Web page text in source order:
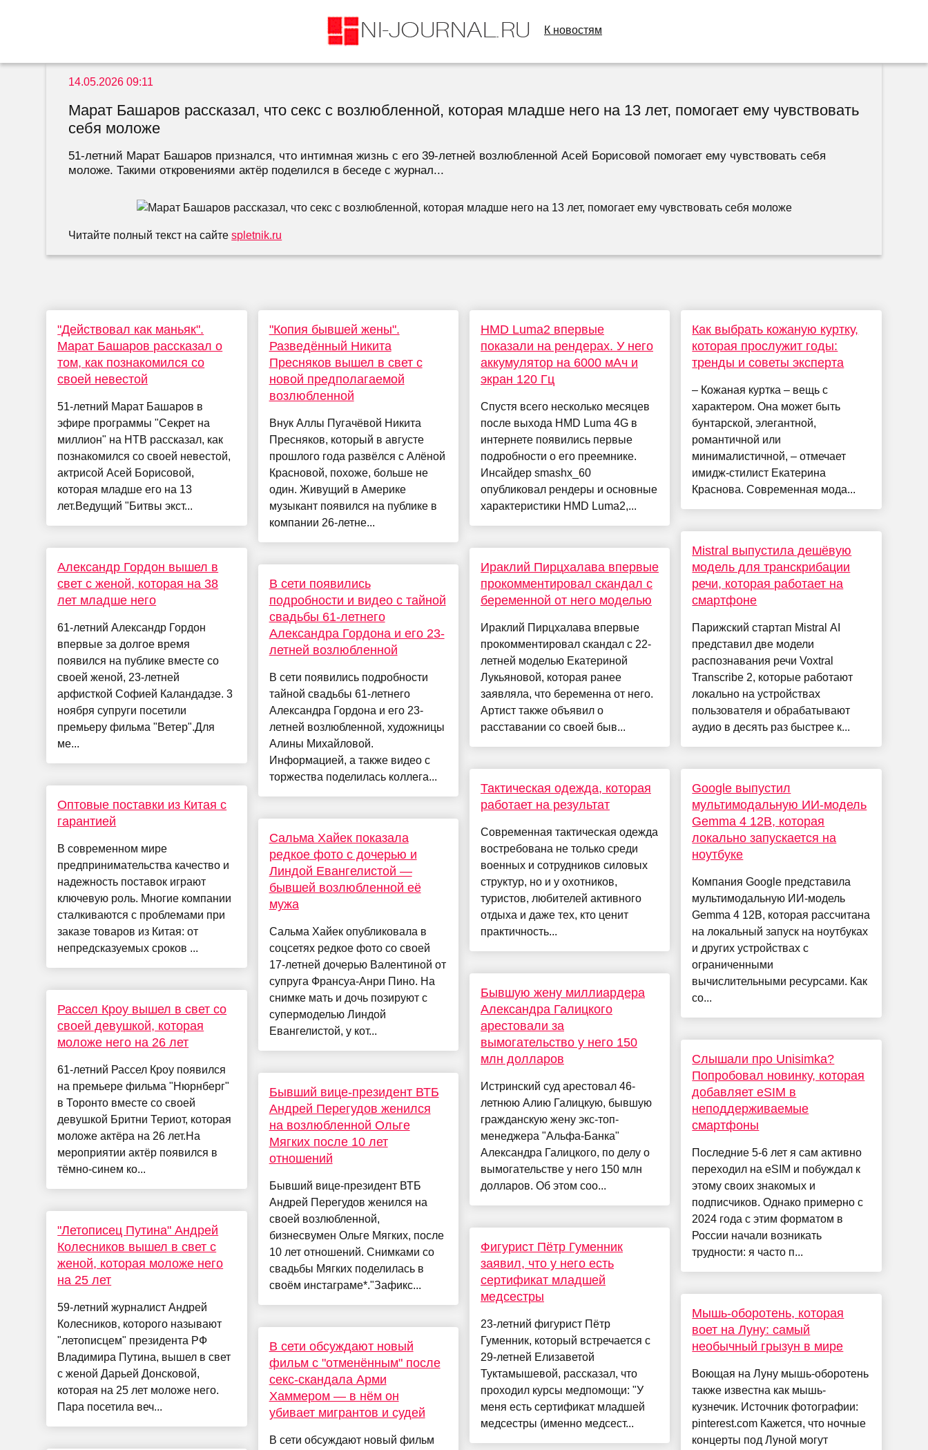
К новостям
14.05.2026 09:11
Марат Башаров рассказал, что секс с возлюбленной, которая младше него на 13 лет, помогает ему чувствовать
себя моложе
51-летний Марат Башаров признался, что интимная жизнь с его 39-летней возлюбленной Асей Борисовой помогает ему чувствовать себя
моложе. Такими откровениями актёр поделился в беседе с журнал...
Читайте полный текст на сайтеspletnik.ru
"Действовал как маньяк".
Марат Башаров рассказал о
том, как познакомился со
своей невестой
51-летний Марат Башаров в
эфире программы "Секрет на
миллион" на НТВ рассказал, как
познакомился со своей невестой,
актрисой Асей Борисовой,
которая младше его на 13
лет.Ведущий "Битвы экст...
Александр Гордон вышел в
свет с женой, которая на 38
лет младше него
61-летний Александр Гордон
впервые за долгое время
появился на публике вместе со
своей женой, 23-летней
арфисткой Софией Каландадзе. 3
ноября супруги посетили
премьеру фильма "Ветер".Для
ме...
Оптовые поставки из Китая с
гарантией
В современном мире
предпринимательства качество и
надежность поставок играют
ключевую роль. Многие компании
сталкиваются с проблемами при
заказе товаров из Китая: от
непредсказуемых сроков ...
Рассел Кроу вышел в свет со
своей девушкой, которая
моложе него на 26 лет
61-летний Рассел Кроу появился
на премьере фильма "Нюрнберг"
в Торонто вместе со своей
девушкой Бритни Териот, которая
моложе актёра на 26 лет.На
мероприятии актёр появился в
тёмно-синем ко...
"Летописец Путина" Андрей
Колесников вышел в свет с
женой, которая моложе него
на 25 лет
59-летний журналист Андрей
Колесников, которого называют
"летописцем" президента РФ
Владимира Путина, вышел в свет
с женой Дарьей Донсковой,
которая на 25 лет моложе него.
Пара посетила веч...
"Копия бывшей жены".
Разведённый Никита
Пресняков вышел в свет с
новой предполагаемой
возлюбленной
Внук Аллы Пугачёвой Никита
Пресняков, который в августе
прошлого года развёлся с Алёной
Красновой, похоже, больше не
один. Живущий в Америке
музыкант появился на публике в
компании 26-летне...
В сети появились
подробности и видео с тайной
свадьбы 61-летнего
Александра Гордона и его 23-
летней возлюбленной
В сети появились подробности
тайной свадьбы 61-летнего
Александра Гордона и его 23-
летней возлюбленной, художницы
Алины Михайловой.
Информацией, а также видео с
торжества поделилась коллега...
Сальма Хайек показала
редкое фото с дочерью и
Линдой Евангелистой —
бывшей возлюбленной её
мужа
Сальма Хайек опубликовала в
соцсетях редкое фото со своей
17-летней дочерью Валентиной от
супруга Франсуа-Анри Пино. На
снимке мать и дочь позируют с
супермоделью Линдой
Евангелистой, у кот...
Бывший вице-президент ВТБ
Андрей Перегудов женился
на возлюбленной Ольге
Мягких после 10 лет
отношений
Бывший вице-президент ВТБ
Андрей Перегудов женился на
своей возлюбленной,
бизнесвумен Ольге Мягких, после
10 лет отношений. Снимками со
свадьбы Мягких поделилась в
своём инстаграме*."Зафикс...
В сети обсуждают новый
фильм с "отменённым" после
секс-скандала Арми
Хаммером — в нём он
убивает мигрантов и судей
В сети обсуждают новый фильм
HMD Luma2 впервые
показали на рендерах. У него
аккумулятор на 6000 мАч и
экран 120 Гц
Спустя всего несколько месяцев
после выхода HMD Luma 4G в
интернете появились первые
подробности о его преемнике.
Инсайдер smashx_60
опубликовал рендеры и основные
характеристики HMD Luma2,...
Ираклий Пирцхалава впервые
прокомментировал скандал с
беременной от него моделью
Ираклий Пирцхалава впервые
прокомментировал скандал с 22-
летней моделью Екатериной
Лукьяновой, которая ранее
заявляла, что беременна от него.
Артист также объявил о
расставании со своей быв...
Тактическая одежда, которая
работает на результат
Современная тактическая одежда
востребована не только среди
военных и сотрудников силовых
структур, но и у охотников,
туристов, любителей активного
отдыха и даже тех, кто ценит
практичность...
Бывшую жену миллиардера
Александра Галицкого
арестовали за
вымогательство у него 150
млн долларов
Истринский суд арестовал 46-
летнюю Алию Галицкую, бывшую
гражданскую жену экс-топ-
менеджера "Альфа-Банка"
Александра Галицкого, по делу о
вымогательстве у него 150 млн
долларов. Об этом соо...
Фигурист Пётр Гуменник
заявил, что у него есть
сертификат младшей
медсестры
23-летний фигурист Пётр
Гуменник, который встречается с
29-летней Елизаветой
Туктамышевой, рассказал, что
проходил курсы медпомощи: "У
меня есть сертификат младшей
медсестры (именно медсест...
Как выбрать кожаную куртку,
которая прослужит годы:
тренды и советы эксперта
– Кожаная куртка – вещь с
характером. Она может быть
бунтарской, элегантной,
романтичной или
минималистичной, – отмечает
имидж-стилист Екатерина
Краснова. Современная мода...
Mistral выпустила дешёвую
модель для транскрибации
речи, которая работает на
смартфоне
Парижский стартап Mistral AI
представил две модели
распознавания речи Voxtral
Transcribe 2, которые работают
локально на устройствах
пользователя и обрабатывают
аудио в десять раз быстрее к...
Google выпустил
мультимодальную ИИ-модель
Gemma 4 12B, которая
локально запускается на
ноутбуке
Компания Google представила
мультимодальную ИИ-модель
Gemma 4 12B, которая рассчитана
на локальный запуск на ноутбуках
и других устройствах с
ограниченными
вычислительными ресурсами. Как
со...
Слышали про Unisimka?
Попробовал новинку, которая
добавляет eSIM в
неподдерживаемые
смартфоны
Последние 5-6 лет я сам активно
переходил на eSIM и побуждал к
этому своих знакомых и
подписчиков. Однако примерно с
2024 года с этим форматом в
России начали возникать
трудности: я часто п...
Мышь-оборотень, которая
воет на Луну: самый
необычный грызун в мире
Воющая на Луну мышь-оборотень
также известна как мышь-
кузнечик. Источник фотографии:
pinterest.com Кажется, что ночные
концерты под Луной могут